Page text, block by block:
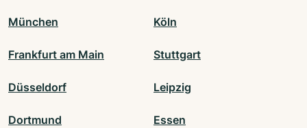
München Köln
Frankfurt am Main Stuttgart
Düsseldorf Leipzig
Dortmund Essen